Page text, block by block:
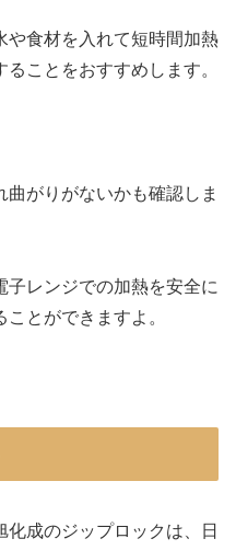
や食材を入れて短時間加熱
ことをおすすめします。
曲がりがないかも確認しま
子レンジでの加熱を安全に
とができますよ。
成のジップロックは、日